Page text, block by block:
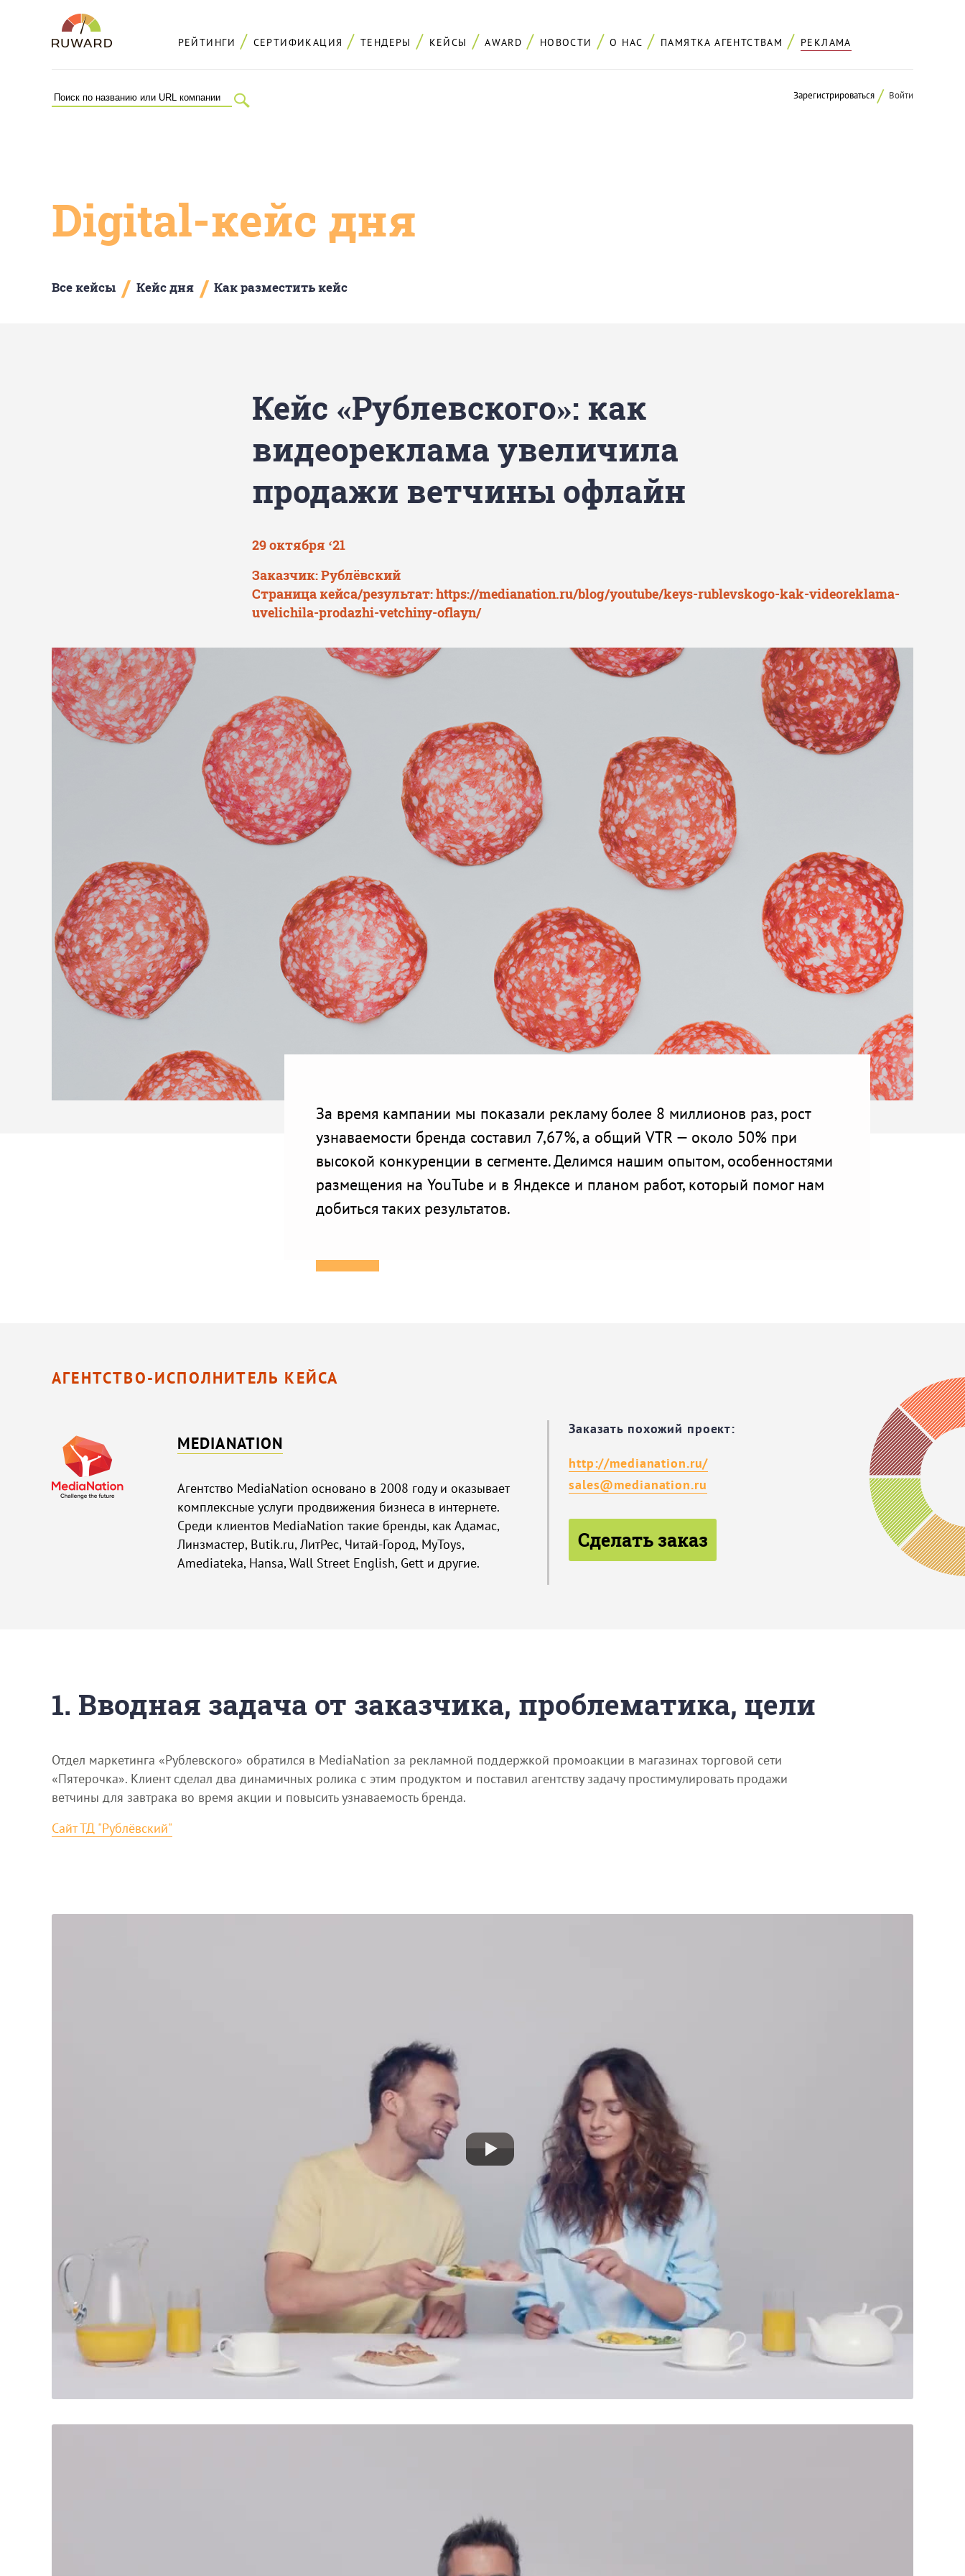
РЕЙТИНГИ СЕРТИФИКАЦИЯ ТЕНДЕРЫ КЕЙСЫ AWARD НОВОСТИ О НАС ПАМЯТКА АГЕНТСТВАМ РЕКЛАМА
Зарегистрироваться Войти
Digital-кейс дня
Все кейсы / Кейс дня / Как разместить кейс
Кейс «Рублевского»: как
видеореклама увеличила
продажи ветчины офлайн
29 октября ‘21
Заказчик: Рублёвский
Страница кейса/результат:https://medianation.ru/blog/youtube/keys-rublevskogo-kak-videoreklama-
uvelichila-prodazhi-vetchiny-oflayn/
За время кампании мы показали рекламу более 8 миллионов раз, рост
узнаваемости бренда составил 7,67%, а общий VTR — около 50% при
высокой конкуренции в сегменте. Делимся нашим опытом, особенностями
размещения на YouTube и в Яндексе и планом работ, который помог нам
добиться таких результатов.
АГЕНТСТВО-ИСПОЛНИТЕЛЬ КЕЙСА
MEDIANATION
Агентство MediaNation основано в 2008 году и оказывает
комплексные услуги продвижения бизнеса в интернете.
Среди клиентов MediaNation такие бренды, как Адамас,
Линзмастер, Butik.ru, ЛитРес, Читай-Город, MyToys,
Amediateka, Hansa, Wall Street English, Gett и другие.
Заказать похожий проект:
http://medianation.ru/
sales@medianation.ru
Сделать заказ
1. Вводная задача от заказчика, проблематика, цели
Отдел маркетинга «Рублевского» обратился в MediaNation за рекламной поддержкой промоакции в магазинах торговой сети
«Пятерочка». Клиент сделал два динамичных ролика с этим продуктом и поставил агентству задачу простимулировать продажи
ветчины для завтрака во время акции и повысить узнаваемость бренда.
Сайт ТД "Рублёвский"